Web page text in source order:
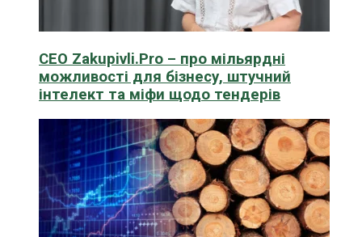
CEO Zakupivli.Pro – про мільярдні
можливості для бізнесу, штучний
інтелект та міфи щодо тендерів